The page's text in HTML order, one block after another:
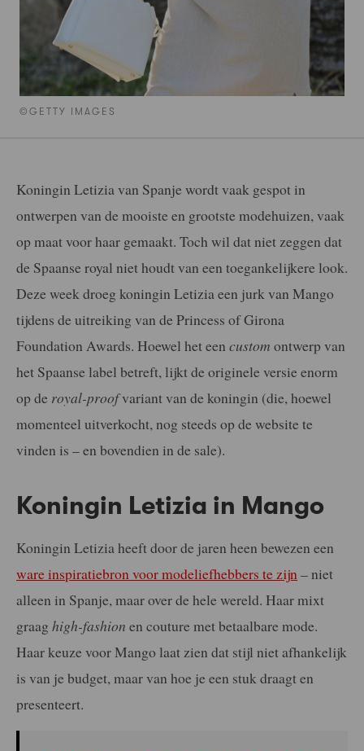
©GETTY IMAGES
Koningin Letizia van Spanje wordt vaak gespot in
ontwerpen van de mooiste en grootste modehuizen, vaak
op maat voor haar gemaakt. Toch wil dat niet zeggen dat
de Spaanse royal niet houdt van een toegankelijkere look.
Deze week droeg koningin Letizia een jurk van Mango
tijdens de uitreiking van de Princess of Girona
Foundation Awards. Hoewel het een custom ontwerp van
het Spaanse label betreft, lijkt de originele versie enorm
op de royal-proofvariant van de koningin (die, hoewel
momenteel uitverkocht, nog steeds op de website te
vinden is – en bovendien in de sale).
Koningin Letizia in Mango
Koningin Letizia heeft door de jaren heen bewezen een
ware inspiratiebron voor modeliefhebbers te zijn – niet
alleen in Spanje, maar over de hele wereld. Haar mixt
graag high-fashion en couture met betaalbare mode.
Haar keuze voor Mango laat zien dat stijl niet afhankelijk
is van je budget, maar van hoe je een stuk draagt en
presenteert.